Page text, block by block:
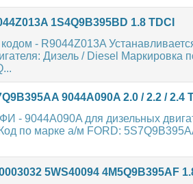
1S4Q9B395BD 1.8 TDCI
- R9044Z013A
Дизель / Diesel Маркировка
9044A090A 2.0 / 2.2 / 2.4
- 9044A090A для дизельных
по марке а/м FORD:
5WS40094 4M5Q9B395AF